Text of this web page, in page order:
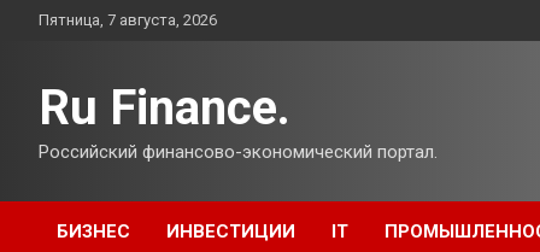
ПерейтиПятница, 7 августа, 2026
Ru Finance.
Российский финансово-экономический портал.
БИЗНЕС ИНВЕСТИЦИИ IT